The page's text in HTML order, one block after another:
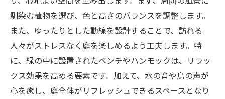
馴染む植物を選び、色と高さのバランスを調整します。
また、ゆったりとした動線を設計することで、訪れる
人々がストレスなく庭を楽しめるよう工夫します。特
に、緑の中に設置されたベンチやハンモックは、リラッ
クス効果を高める要素です。加えて、水の音や鳥の声が
心を癒し、庭全体がリフレッシュできるスペースとなり